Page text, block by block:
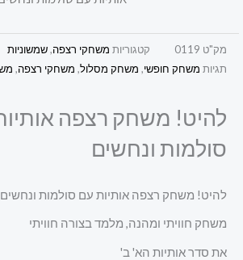
מק"ט 0119 קטגוריות משחקי רצפה,שמשוניות
תגיות משחק חופשי, משחק מסלול, משחקי רצפה,
להיט! משחק רצפה
סולמות ונחשים
להיט! משחק רצפה אותיות עם סולמות ונחשים
משחק חוויתי ומהנה, מלמד בצורה חוויתי
את סדר אותיות הא' ב'